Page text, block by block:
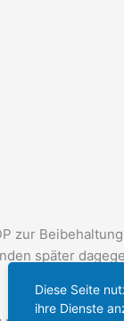
zur
später
Diese Seite
ihre Dienste